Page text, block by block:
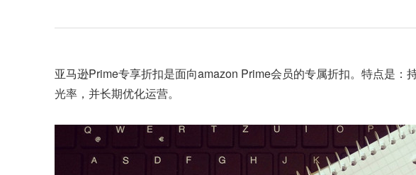
亚马逊Prime专享折扣是面向amazon Prime会员的专属折扣。特点是
光率，并长期优化运营。